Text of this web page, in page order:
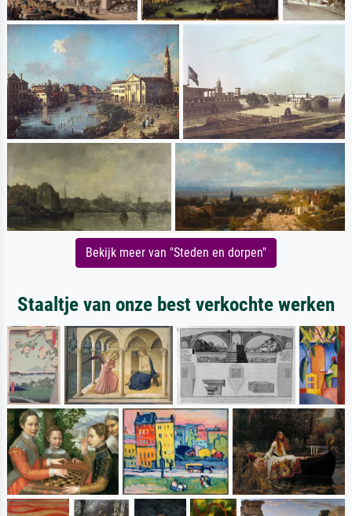
Bekijk meer van "Steden en dorpen"
Staaltje van onze best verkochte werken